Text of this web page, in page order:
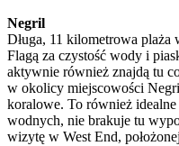
Negril
Długa, 11 kilometrowa plaża
Flagą za czystość wody i
aktywnie również znajdą tu
w okolicy miejscowości
koralowe. To również
wodnych, nie brakuje tu
wizytę w West End,